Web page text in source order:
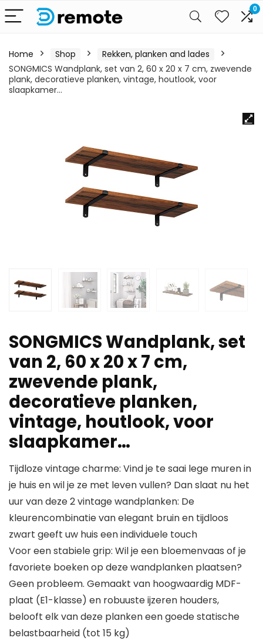
0
Home Shop
Rekken, planken and lades
SONGMICS Wandplank, set van 2, 60 x 20 x 7 cm, zwevende
plank, decoratieve planken, vintage, houtlook, voor
slaapkamer…
SONGMICS Wandplank, set
van 2, 60 x 20 x 7 cm,
zwevende plank,
decoratieve planken,
vintage, houtlook, voor
slaapkamer…
Tijdloze vintage charme: Vind je te saai lege muren in
je huis en wil je ze met leven vullen? Dan slaat nu het
uur van deze 2 vintage wandplanken: De
kleurencombinatie van elegant bruin en tijdloos
zwart geeft uw huis een individuele touch
Voor een stabiele grip: Wil je een bloemenvaas of je
favoriete boeken op deze wandplanken plaatsen?
Geen probleem. Gemaakt van hoogwaardig MDF-
plaat (E1-klasse) en robuuste ijzeren houders,
belooft elk van deze planken een goede statische
belastbaarheid (tot 15 kg)